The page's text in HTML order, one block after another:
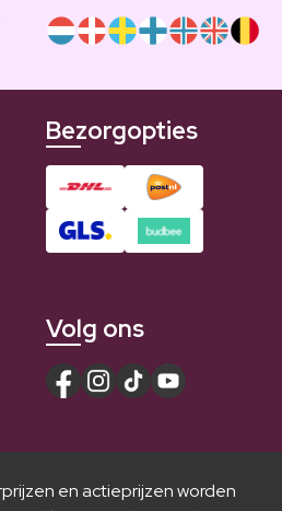
Bezorgopties
Volg ons
en actieprijzen worden